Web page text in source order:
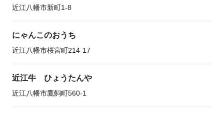
近江八幡市新町1-8
にゃんこのおうち
近江八幡市桜宮町214-17
近江牛 ひょうたんや
近江八幡市鷹飼町560-1